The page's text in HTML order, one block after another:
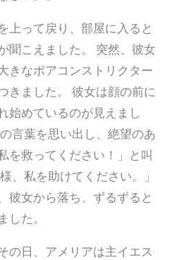
上って戻り、部屋に入ると
聞こえました。 突然、彼女
きなボアコンストリクター
きました。 彼女は顔の前に
始めているのが見えまし
言葉を思い出し、絶望のあ
を救ってください！」と叫
、私を助けてください。」
彼女から落ち、ずるずると
た。
の日、アメリアは主イエス